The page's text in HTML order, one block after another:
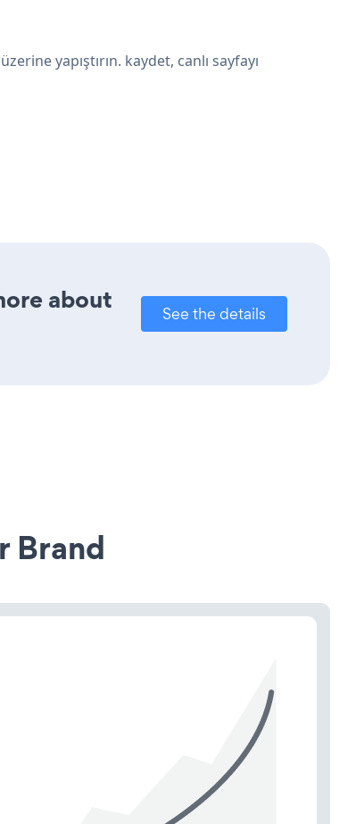
yapıştırın. kaydet, canlı sayfayı
about
See the details
Brand